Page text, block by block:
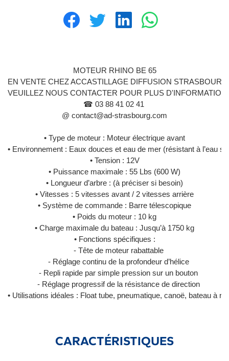
MOTEUR RHINO BE 65
EN VENTE CHEZ ACCASTILLAGE DIFFUSION STRASBOURG
VEUILLEZ NOUS CONTACTER POUR PLUS
☎ 03 88 41 02 41
@ contact@ad-strasbourg.com
• Type de moteur : Moteur électrique avant
• Environnement : Eaux douces et eau de mer (résistant à l’eau
• Tension : 12V
• Puissance maximale : 55 Lbs (600 W)
• Longueur d’arbre : (à préciser si besoin)
• Vitesses : 5 vitesses avant / 2 vitesses arrière
• Système de commande : Barre télescopique
• Poids du moteur : 10 kg
• Charge maximale du bateau : Jusqu’à 1750 kg
• Fonctions spécifiques :
- Tête de moteur rabattable
- Réglage continu de la profondeur d’hélice
- Repli rapide par simple pression sur un bouton
- Réglage progressif de la résistance de direction
• Utilisations idéales : Float tube, pneumatique, canoë, bateau à
CARACTÉRISTIQUES